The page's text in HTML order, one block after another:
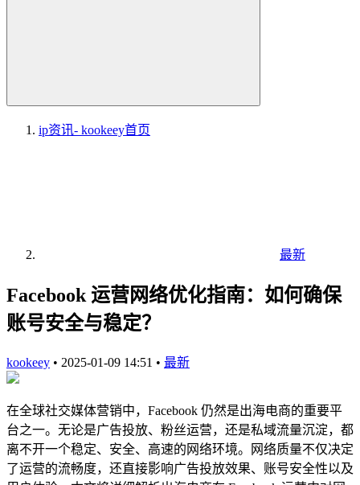
ip资讯- kookeey首页
最新
Facebook 运营网络优化指南：如何确保
账号安全与稳定？
kookeey • 2025-01-09 14:51 • 最新
在全球社交媒体营销中，Facebook 仍然是出海电商的重要平
台之一。无论是广告投放、粉丝运营，还是私域流量沉淀，都
离不开一个稳定、安全、高速的网络环境。网络质量不仅决定
了运营的流畅度，还直接影响广告投放效果、账号安全性以及